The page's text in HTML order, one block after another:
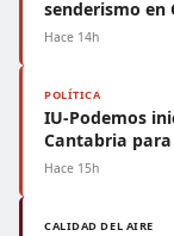
senderismo en
Hace 14h
POLÍTICA
IU-Podemos
Cantabria
Hace 15h
CALIDAD DEL AIRE